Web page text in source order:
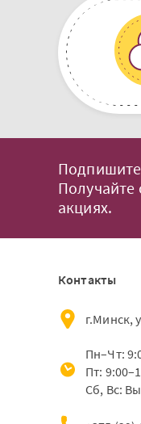
Получайте
акциях.
Контакты
г.Минск,
Пн–Чт:
Пт:
Сб, Вс: